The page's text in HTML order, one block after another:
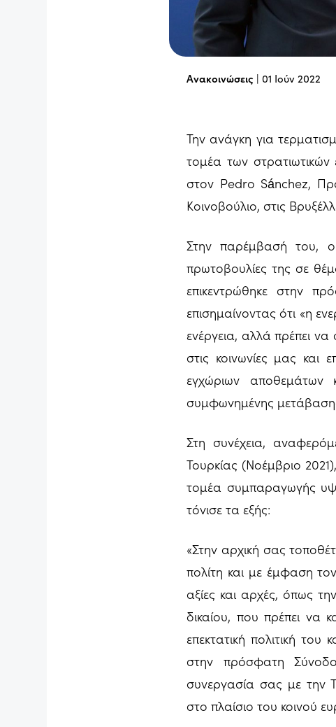
Ανακοινώσεις | 01 Ιούν 2022
Την ανάγκη για
τομέα των
στον Pedro Sánchez,
Κοινοβούλιο, στις
Στην παρέμβασή του,
πρωτοβουλίες της σε
επικεντρώθηκε στην
επισημαίνοντας ότι «η
ενέργεια, αλλά πρέπει
στις κοινωνίες μας και
εγχώριων αποθεμάτων
συμφωνημένης
Στη συνέχεια,
Τουρκίας (Νοέμβριο
τομέα συμπαραγωγής
τόνισε τα εξής:
«Στην αρχική σας
πολίτη και με έμφαση
αξίες και αρχές, όπως
δικαίου, που πρέπει να
επεκτατική πολιτική
στην πρόσφατη
συνεργασία σας με την
στο πλαίσιο του κοινού